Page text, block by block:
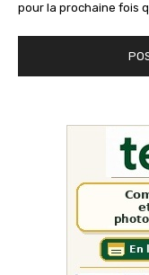
pour la prochaine fois